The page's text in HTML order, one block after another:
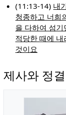
(11:13-14) 내
청종하고 너희
을 다하여 섬
적당한 때에
것이요
제사와 정